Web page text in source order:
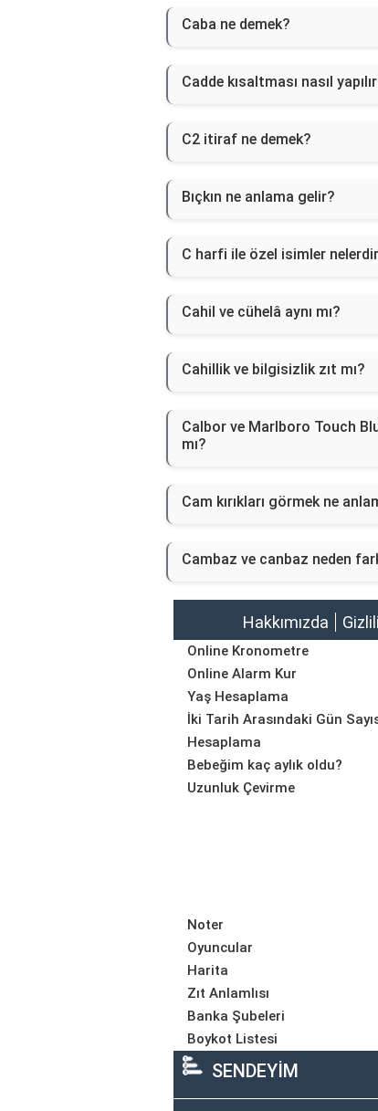
Caba ne demek?
Cadde kısaltması nasıl
C2 itiraf ne demek?
Bıçkın ne anlama gelir?
C harfi ile özel isimler
Cahil ve cühelâ aynı mı?
Cahillik ve bilgisizlik zıt mı?
Calbor ve Marlboro Touch
mı?
Cam kırıkları görmek ne
Cambaz ve canbaz neden
Hakkımızda
Online Kronometre
Online Alarm Kur
Yaş Hesaplama
İki Tarih Arasındaki Gün
Hesaplama
Bebeğim kaç aylık oldu?
Uzunluk Çevirme
Noter
Oyuncular
Harita
Zıt Anlamlısı
Banka Şubeleri
Boykot Listesi
SENDEYİM